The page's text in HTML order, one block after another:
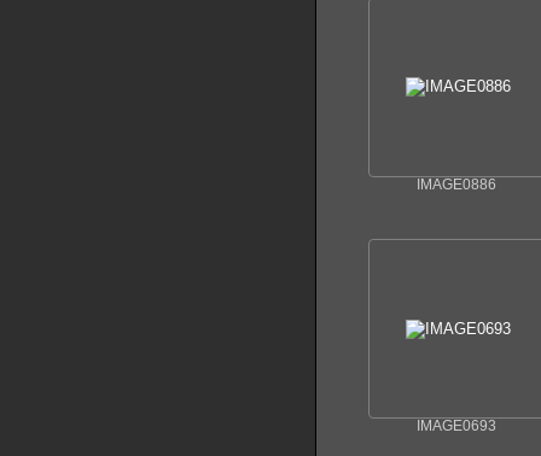
IMAGE0886
IMAGE0693